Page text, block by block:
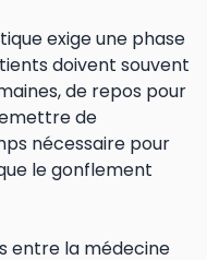
exige une phase
doivent souvent
de repos pour
de
nécessaire pour
le gonflement
entre la médecine